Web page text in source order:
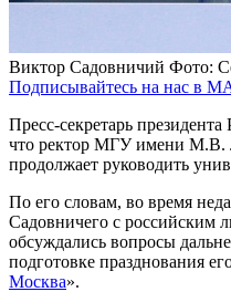
Виктор Садовничий Фото:
Подписывайтесь на нас в
Пресс-секретарь
что ректор МГУ имени М.В.
продолжает руководить
По его словам, во время
Садовничего с
обсуждались вопросы
подготовке празднования
Москва».